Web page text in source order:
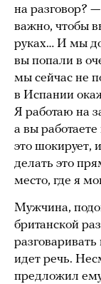
на разговор?
важно, чтобы
руках… И мы
вы попали в
мы сейчас не
в Испании
Я работаю на
а вы
это шокирует,
делать это
место, где я
Мужчина,
британской
идет речь.
предложил